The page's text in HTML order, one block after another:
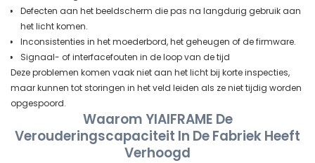
Defecten aan het beeldscherm die pas na langdurig gebruik aan
het licht komen.
Inconsistenties in het moederbord, het geheugen of de firmware.
Signaal- of interfacefouten in de loop van de tijd
Deze problemen komen vaak niet aan het licht bij korte inspecties,
maar kunnen tot storingen in het veld leiden als ze niet tijdig worden
opgespoord.
Waarom YIAIFRAME De
Verouderingscapaciteit In De Fabriek Heeft
Verhoogd